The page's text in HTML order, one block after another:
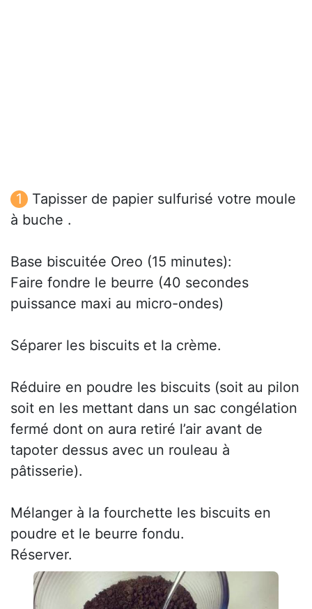
Tapisser de papier sulfurisé votre moule
à buche .
Base biscuitée Oreo (15 minutes):
Faire fondre le beurre (40 secondes
puissance maxi au micro-ondes)
Séparer les biscuits et la crème.
Réduire en poudre les biscuits (soit au pilon
soit en les mettant dans un sac congélation
fermé dont on aura retiré l’air avant de
tapoter dessus avec un rouleau à
pâtisserie).
Mélanger à la fourchette les biscuits en
poudre et le beurre fondu.
Réserver.